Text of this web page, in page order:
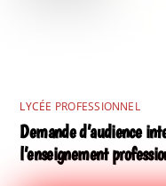
LYCÉE PROFESSIONNEL
Demande d’audience
l’enseignement